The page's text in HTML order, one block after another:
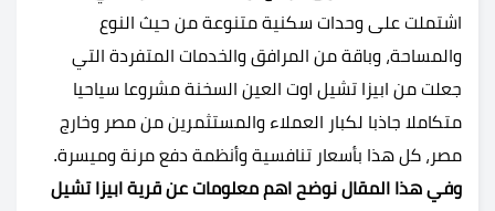
اشتملت على وحدات سكنية متنوعة من حيث النوع
والمساحة، وباقة من المرافق والخدمات المتفردة التي
جعلت من ابيزا تشيل اوت العين السخنة مشروعا سياحيا
متكاملا جاذبا لكبار العملاء والمستثمرين من مصر وخارج
مصر، كل هذا بأسعار تنافسية وأنظمة دفع مرنة وميسرة.
وفي هذا المقال نوضح اهم معلومات عن قرية ابيزا تشيل